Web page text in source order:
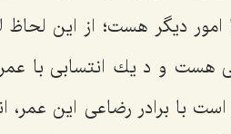
دیگر هست؛ از این لحاظ
و د یك انتسابى با عمر
با برادر رضاعى این عمر،